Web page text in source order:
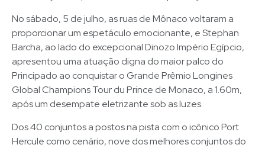
No sábado, 5 de julho, as ruas de Mônaco voltaram a
proporcionar um espetáculo emocionante, e Stephan
Barcha, ao lado do excepcional Dinozo Império Egípcio,
apresentou uma atuação digna do maior palco do
Principado ao conquistar o Grande Prêmio Longines
Global Champions Tour du Prince de Monaco, a 1.60m,
após um desempate eletrizante sob as luzes.
Dos 40 conjuntos a postos na pista com o icônico Port
Hercule como cenário, nove dos melhores conjuntos do